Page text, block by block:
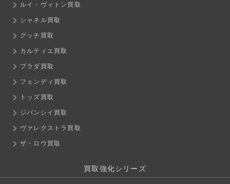
ルイ・ヴィトン買取
シャネル買取
グッチ買取
カルティエ買取
プラダ買取
フェンディ買取
トッズ買取
ジバンシイ買取
ヴァレクストラ買取
ザ・ロウ買取
買取強化シリーズ